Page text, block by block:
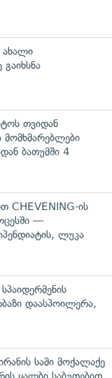
ახალი
თვიდან
მომხმარებლები
ბათუმში 4
CHEVENING-ის
—
ლუკა
დაასპოილერა,
სამი მოქალაქე